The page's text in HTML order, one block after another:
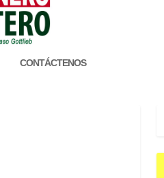
CONTÁCTENOS